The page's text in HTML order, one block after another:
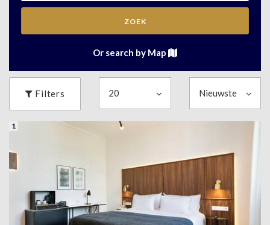
ZOEK
Or search by Map
Filters
1